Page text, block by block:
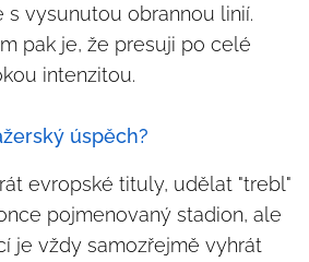
s vysunutou obrannou linií.
pak je, že presuji po celé
intenzitou.
úspěch?
evropské tituly, udělat "trebl"
pojmenovaný stadion, ale
je vždy samozřejmě vyhrát